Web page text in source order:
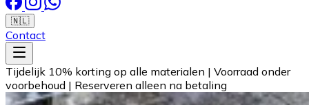
🇳🇱
Contact
Tijdelijk 10% korting op alle materialen | Voorraad onder
voorbehoud | Reserveren alleen na betaling